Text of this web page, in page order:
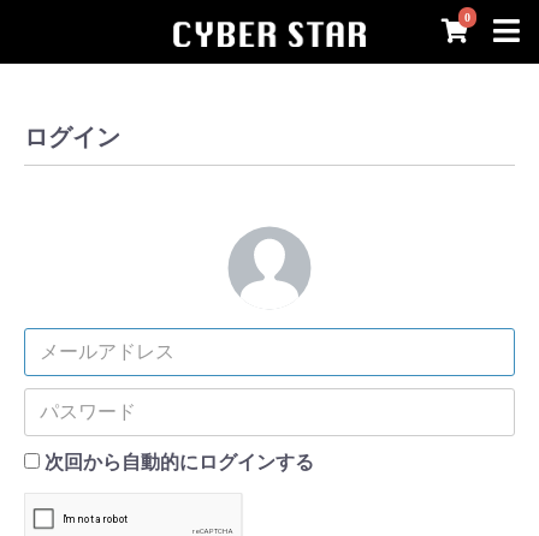
0
ログイン
次回から自動的にログインする